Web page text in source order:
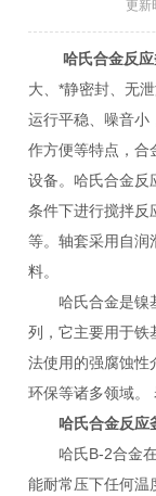
更新
哈氏合金反
大、*静密封、无
运行平稳、噪音小
作方便等特点，合
设备。哈氏合金反
条件下进行搅拌反
等。轴套采用自润
料。
哈氏合金是镍基
列，它主要用于铁
法使用的强腐蚀性
环保等诸多领域。
哈氏合金反应
哈氏B-2合金在
能耐常压下任何温